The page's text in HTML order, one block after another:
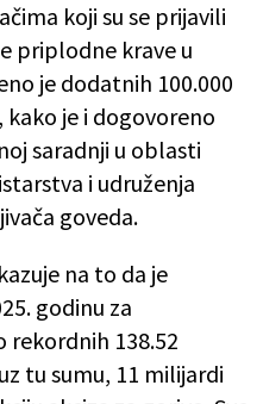
koji su se prijavili
priplodne krave u
je dodatnih 100.000
je i dogovoreno
saradnji u oblasti
i udruženja
goveda.
na to da je
godinu za
138.52
tu sumu, 11 milijardi